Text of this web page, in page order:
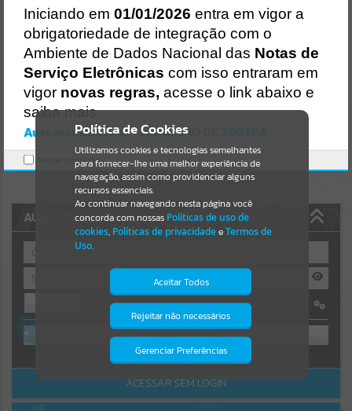
Resultados para""
Portais
Por favor, aguarde...
NOTÍCIAS
Por favor, aguarde...
Por favor, aguarde...
Por favor, aguarde...
AUTOATENDIMENTO
OU
Cadastre-se|Recuperar Senha
ACESSAR SEM LOGIN
Política de Cookies
Utilizamos cookies e tecnologias semelhantes
para fornecer-lhe uma melhor experiência de
navegação, assim como providenciar alguns
recursos essenciais.
Ao continuar navegando nesta página você
concorda com nossas Políticas de uso de
cookies, Políticas de privacidadeeTermos de
Uso.
Aceitar Todos
Rejeitar não necessários
Gerenciar Preferências
Isto significa que diversos recursos
providenciados poderão não estar
Iniciando em 01/01/2026 entra em vigor a
obrigatoriedade de integração com o
Ambiente de Dados Nacional das Notas de
Serviço Eletrônicas com isso entraram em
vigor novas regras, acesse o link abaixo e
saiba mais.
Autoatendimento - MUNICÍPIO DE ZORTÉA
Marcar como lido.
Gerenciamento do Sistema
CÓDIGO DA MENSAGEM:
Ocorreu um erro de script:
Uncaught SyntaxError: Unexpected token '('
https://zortea.atende.net/cidadao/pagina/static/bundle/wpo_index_
2_base_l2_portal_editores_sync_ba916f3256046a54cb047e8d7094a
74a.js?v=780d20e4:47
Verificar Mais Detalhes